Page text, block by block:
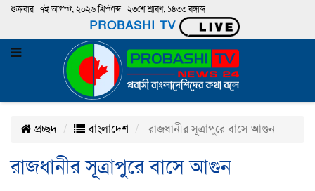
শুক্রবার | ৭ই আগস্ট, ২০২৬ খ্রিস্টাব্দ | ২৩শে শ্রাবণ, ১৪৩৩ বঙ্গাব্দ
PROBASHI TV
প্রচ্ছদ বাংলাদেশ রাজধানীর সূত্রাপুরে বাসে আগুন
রাজধানীর সূত্রাপুরে বাসে আগুন